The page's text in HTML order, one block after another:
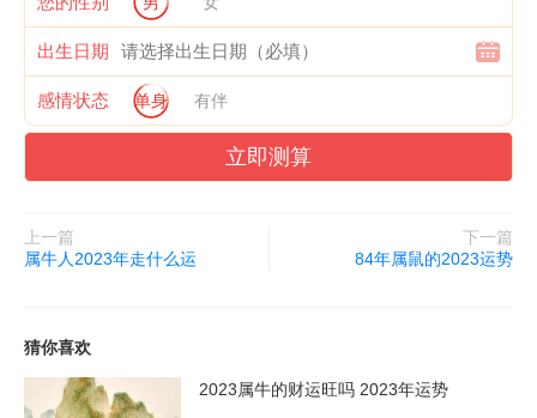
生肖鼠佩戴什么招财
黄水晶
对于生肖鼠来说，如果想要招财，佩戴黄水晶是非常不错的选择。
黄水晶是一种天然的水晶石，具有聚财招财，镇宅化煞的作用。属
仅能够提升自己的赚钱能力，同时也会避免一些破财的情况出现。
出生日期
感情状态 单身 有伴
立即测算
上一篇
属牛人2023年走什么运
下一篇
84年属鼠的2023运势
猜你喜欢
2023属牛的财运旺吗 2023年运势